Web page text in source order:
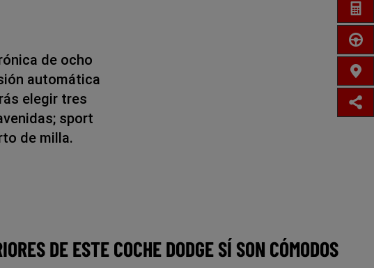
de ocho
automática
elegir tres
sport
de milla.
DE ESTE COCHE DODGE SÍ SON CÓMODOS